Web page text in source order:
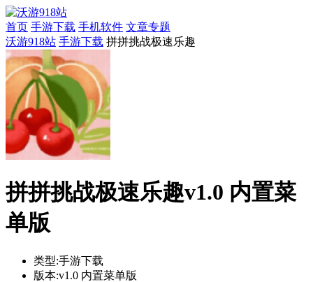
首页 手游下载 手机软件 文章专题
沃游918站 手游下载 拼拼挑战极速乐趣
拼拼挑战极速乐趣v1.0 内置菜
单版
类型:手游下载
版本:v1.0 内置菜单版